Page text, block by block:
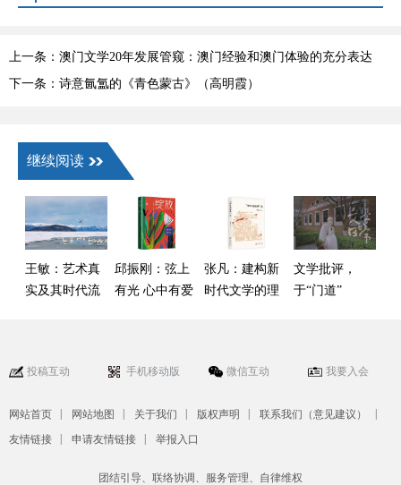
上一条：澳门文学20年发展管窥：澳门经验和澳门体验的充分表达
下一条：诗意氤氲的《青色蒙古》（高明霞）
继续阅读
王敏：艺术真
实及其时代流
邱振刚：弦上
有光 心中有爱
张凡：建构新
时代文学的理
文学批评，
于“门道”
投稿互动 手机移动版 微信互动 我要入会
网站首页 | 网站地图 | 关于我们 | 版权声明 | 联系我们（意见建议） |
友情链接 | 申请友情链接 | 举报入口
团结引导、联络协调、服务管理、自律维权